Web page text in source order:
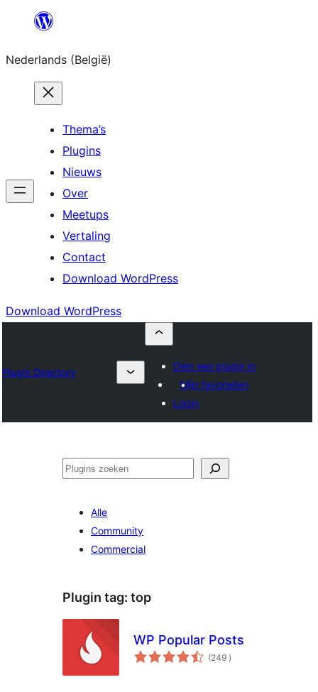
Spring
de
inhoud
Nederlands (België)
Thema’s
Plugins
Nieuws
Over
Meetups
Vertaling
Contact
Download WordPress
Download WordPress
Plugin Directory
Dien een plugin in
Mijn favorieten
Login
Zoeken
Alle
Community
Commercial
Plugin tag: top
WP Popular Posts
(249 aantal
beoordelingen
)